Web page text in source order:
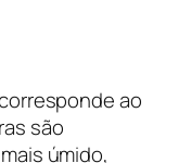
ao
são
úmido,